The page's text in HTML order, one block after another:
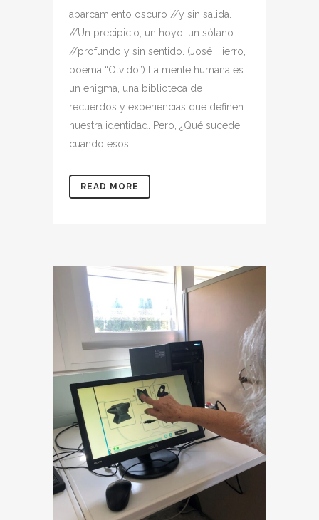
aparcamiento oscuro //y sin salida.
//Un precipicio, un hoyo, un sótano
//profundo y sin sentido. (José Hierro,
poema “Olvido”) La mente humana es
un enigma, una biblioteca de
recuerdos y experiencias que definen
nuestra identidad. Pero, ¿Qué sucede
cuando esos...
READ MORE